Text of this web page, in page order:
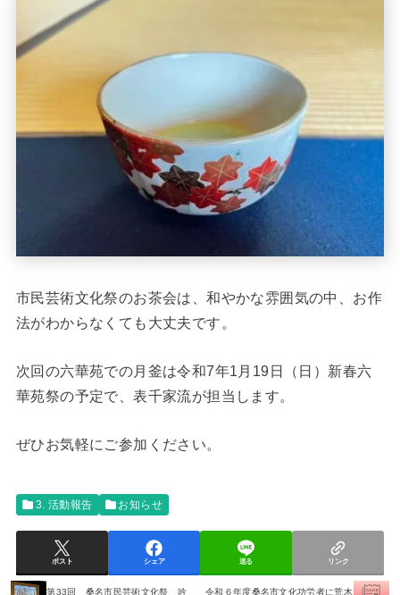
市民芸術文化祭のお茶会は、和やかな雰囲気の中、お作
法がわからなくても大丈夫です。
次回の六華苑での月釜は令和7年1月19日（日）新春六
華苑祭の予定で、表千家流が担当します。
ぜひお気軽にご参加ください。
3. 活動報告 お知らせ
ポスト シェア 送る リンク
第33回 桑名市民芸術文化祭 吟 令和６年度桑名市文化功労者に荒木